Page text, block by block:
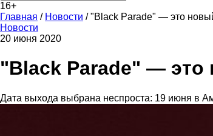
16+
Главная / Новости /"Black Parade" — это
Новости
20 июня 2020
"Black Parade" — это
Дата выхода выбрана неспроста: 19 июня в